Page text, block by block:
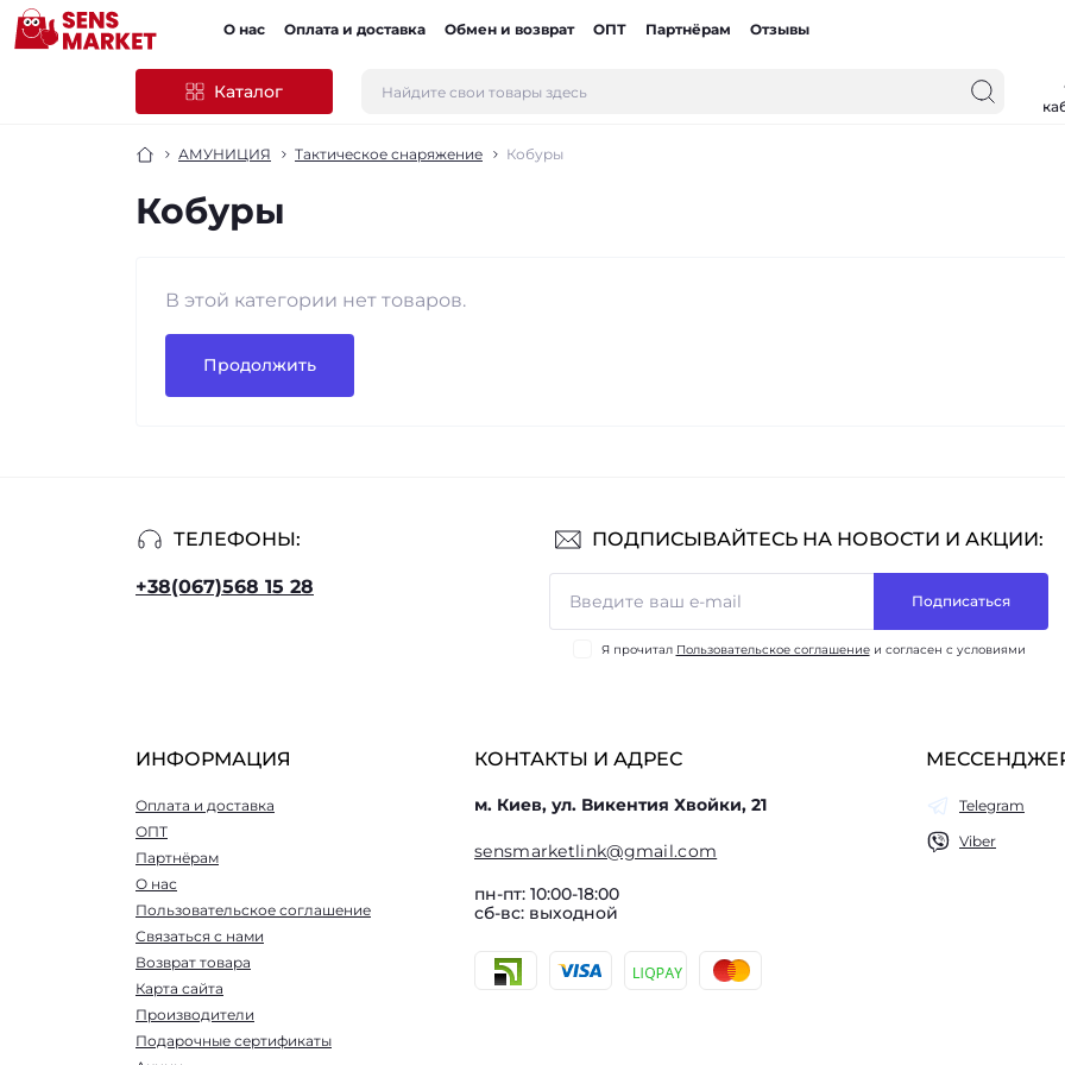
О нас Оплата и доставка Обмен и возврат ОПТ Партнёрам Отзывы
Каталог
АМУНИЦИЯ Тактическое снаряжение Кобуры
Кобуры
В этой категории нет товаров.
Продолжить
ТЕЛЕФОНЫ:
+38(067)568 15 28
ПОДПИСЫВАЙТЕСЬ НА НОВОСТИ И АКЦИИ:
Подписаться
Я прочитал Пользовательское соглашениеи согласен с условиями
ИНФОРМАЦИЯ
Оплата и доставка
ОПТ
Партнёрам
О нас
Пользовательское соглашение
Связаться с нами
Возврат товара
Карта сайта
Производители
Подарочные сертификаты
КОНТАКТЫ И АДРЕС
м. Киев, ул. Викентия Хвойки, 21
sensmarketlink@gmail.com
пн-пт: 10:00-18:00
сб-вс: выходной
Telegram
Viber